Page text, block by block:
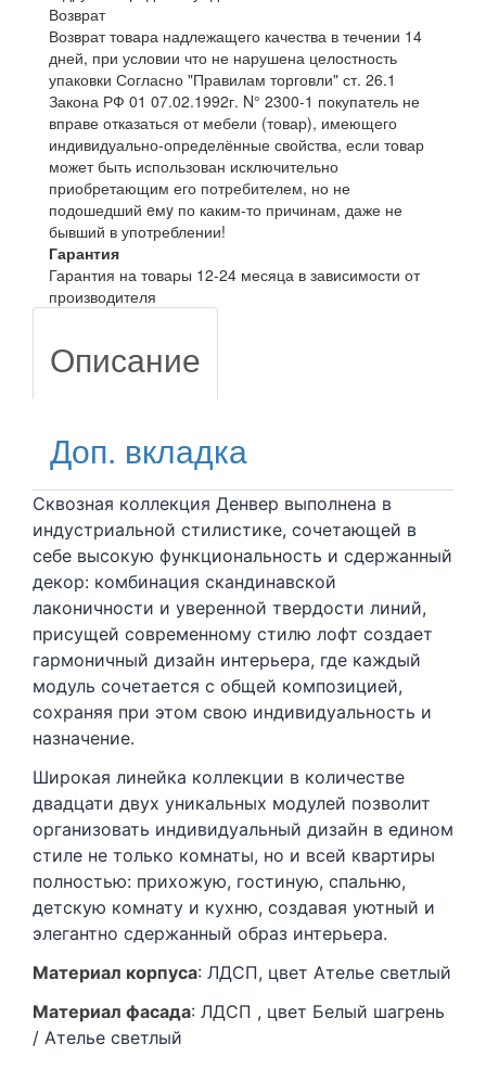
Возврат
Возврат товара надлежащего качества в течении 14
дней, при условии что не нарушена целостность
упаковки Согласно "Правилам торговли" ст. 26.1
Закона РФ 01 07.02.1992г. N° 2300-1 покупатель не
вправе отказаться от мебели (товар), имеющего
индивидуально-определённые свойства, если товар
может быть использован исключительно
приобретающим его потребителем, но не
подошедший eмy по каким-то причинам, даже не
бывший в употреблении!
Гарантия
Гарантия на товары 12-24 месяца в зависимости от
производителя
Описание
Доп. вкладка
Сквозная коллекция Денвер выполнена в
индустриальной стилистике, сочетающей в
себе высокую функциональность и сдержанный
декор: комбинация скандинавской
лаконичности и уверенной твердости линий,
присущей современному стилю лофт создает
гармоничный дизайн интерьера, где каждый
модуль сочетается с общей композицией,
сохраняя при этом свою индивидуальность и
назначение.
Широкая линейка коллекции в количестве
двадцати двух уникальных модулей позволит
организовать индивидуальный дизайн в едином
стиле не только комнаты, но и всей квартиры
полностью: прихожую, гостиную, спальню,
детскую комнату и кухню, создавая уютный и
элегантно сдержанный образ интерьера.
Материал корпуса: ЛДСП, цвет Ателье светлый
Материал фасада: ЛДСП , цвет Белый шагрень
/ Ателье светлый